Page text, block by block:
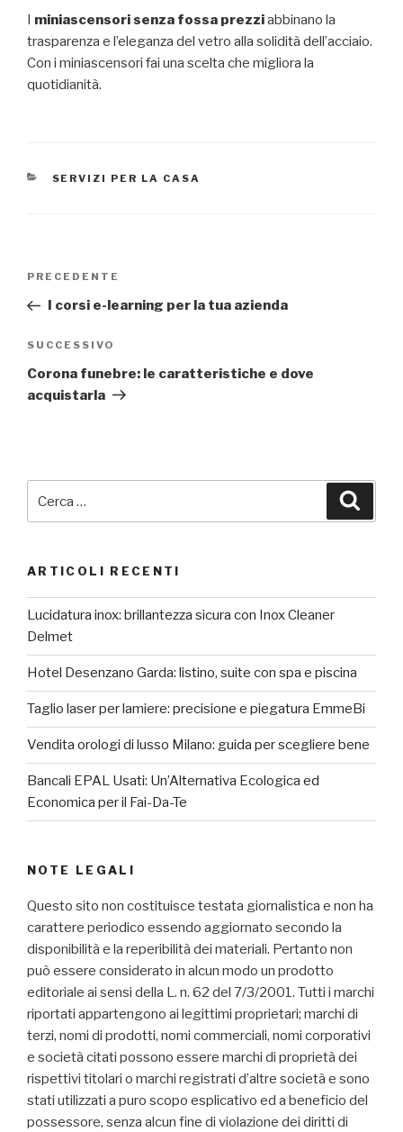
I miniascensori senza fossa prezziabbinano la
trasparenza e l’eleganza del vetro alla solidità dell’acciaio.
Con i miniascensori fai una scelta che migliora la
quotidianità.
CATEGORIE
SERVIZI PER LA CASA
Articolo
precedente:
PRECEDENTE
I corsi e-learning per la tua azienda
Articolo
successivo
SUCCESSIVO
Corona funebre: le caratteristiche e dove
acquistarla
ARTICOLI RECENTI
Lucidatura inox: brillantezza sicura con Inox Cleaner
Delmet
Hotel Desenzano Garda: listino, suite con spa e piscina
Taglio laser per lamiere: precisione e piegatura EmmeBi
Vendita orologi di lusso Milano: guida per scegliere bene
Bancali EPAL Usati: Un’Alternativa Ecologica ed
Economica per il Fai-Da-Te
NOTE LEGALI
Questo sito non costituisce testata giornalistica e non ha
carattere periodico essendo aggiornato secondo la
disponibilità e la reperibilità dei materiali. Pertanto non
può essere considerato in alcun modo un prodotto
editoriale ai sensi della L. n. 62 del 7/3/2001. Tutti i marchi
riportati appartengono ai legittimi proprietari; marchi di
terzi, nomi di prodotti, nomi commerciali, nomi corporativi
e società citati possono essere marchi di proprietà dei
rispettivi titolari o marchi registrati d’altre società e sono
stati utilizzati a puro scopo esplicativo ed a beneficio del
possessore, senza alcun fine di violazione dei diritti di